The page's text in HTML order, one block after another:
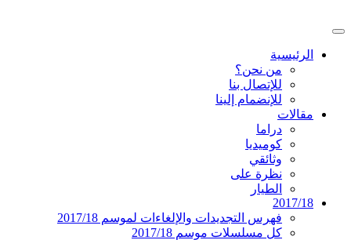
إلى
دليل التلفزيون العربي
موقع عربي متخصص في أخبار ومقالات حول
المسلسلات الأجنبية
القائمة
الرئيسيةالرئيسية
من نحن؟
للإتصال بنا
للإنضمام إلينا
مقالات
دراما
كوميديا
وثائقي
نظرة على
الطيار
2017/18
فهرس التجديدات والإلغاءات لموسم 2017/18
كل مسلسلات موسم 2017/18